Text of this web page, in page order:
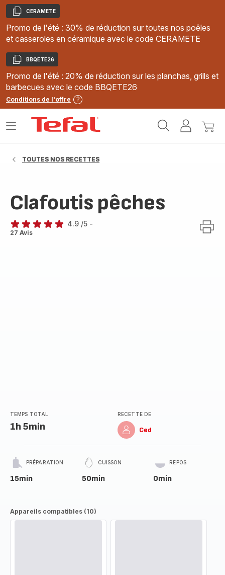
Copier
CERAMETE
Promo de l'été : 30% de réduction sur toutes nos poêles
et casseroles en céramique avec le code CERAMETE
Copier
BBQETE26
Promo de l'été : 20% de réduction sur les planchas, grills et
barbecues avec le code BBQETE26
Conditions de l'offre
MonMon
Ouvrir
TOUTES NOS RECETTES
Clafoutis pêches
ratings.4.9
4.9 /5 -
27 Avis
TEMPS TOTAL
1h 5min
RECETTE DE
Ced
PRÉPARATION
15min
CUISSON
50min
REPOS
0min
Appareils compatibles (10)